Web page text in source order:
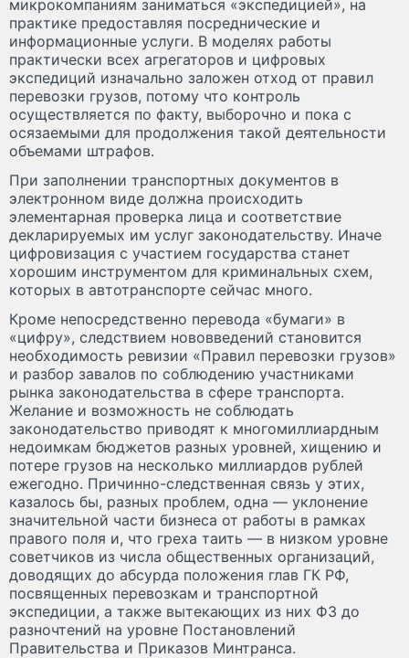
микрокомпаниям заниматься «экспедицией», на
практике предоставляя посреднические и
информационные услуги. В моделях работы
практически всех агрегаторов и цифровых
экспедиций изначально заложен отход от правил
перевозки грузов, потому что контроль
осуществляется по факту, выборочно и пока с
осязаемыми для продолжения такой деятельности
объемами штрафов.
При заполнении транспортных документов в
электронном виде должна происходить
элементарная проверка лица и соответствие
декларируемых им услуг законодательству. Иначе
цифровизация с участием государства станет
хорошим инструментом для криминальных схем,
которых в автотранспорте сейчас много.
Кроме непосредственно перевода «бумаги» в
«цифру», следствием нововведений становится
необходимость ревизии «Правил перевозки грузов»
и разбор завалов по соблюдению участниками
рынка законодательства в сфере транспорта.
Желание и возможность не соблюдать
законодательство приводят к многомиллиардным
недоимкам бюджетов разных уровней, хищению и
потере грузов на несколько миллиардов рублей
ежегодно. Причинно-следственная связь у этих,
казалось бы, разных проблем, одна — уклонение
значительной части бизнеса от работы в рамках
правого поля и, что греха таить — в низком уровне
советчиков из числа общественных организаций,
доводящих до абсурда положения глав ГК РФ,
посвященных перевозкам и транспортной
экспедиции, а также вытекающих из них ФЗ до
разночтений на уровне Постановлений
Правительства и Приказов Минтранса.